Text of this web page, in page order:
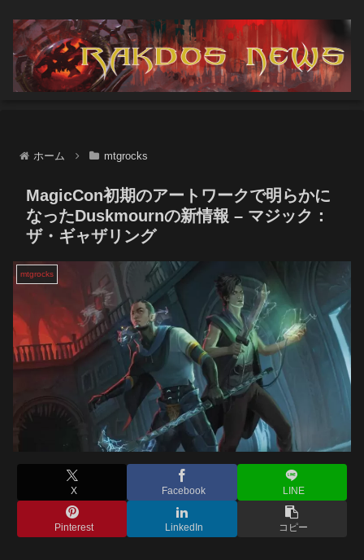
ホーム mtgrocks
MagicCon初期のアートワークで明らかに
なったDuskmournの新情報 – マジック：
ザ・ギャザリング
mtgrocks
X Facebook LINE
Pinterest LinkedIn コピー